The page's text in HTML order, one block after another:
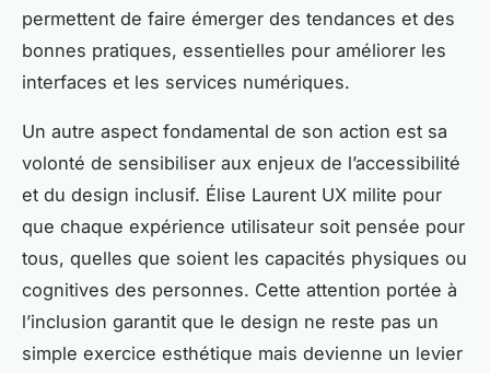
permettent de faire émerger des tendances et des
bonnes pratiques, essentielles pour améliorer les
interfaces et les services numériques.
Un autre aspect fondamental de son action est sa
volonté de sensibiliser aux enjeux de l’accessibilité
et du design inclusif. Élise Laurent UX milite pour
que chaque expérience utilisateur soit pensée pour
tous, quelles que soient les capacités physiques ou
cognitives des personnes. Cette attention portée à
l’inclusion garantit que le design ne reste pas un
simple exercice esthétique mais devienne un levier